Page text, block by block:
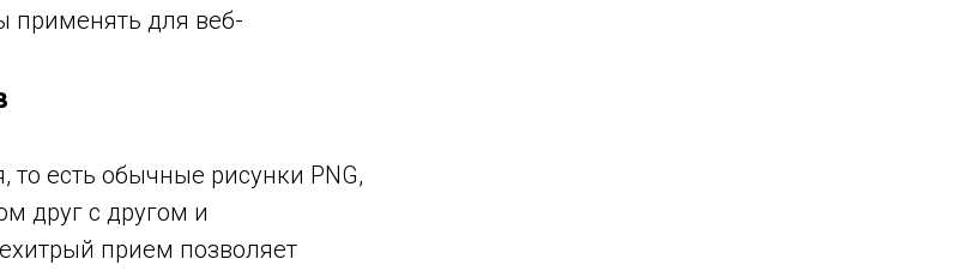
применять для веб-
есть обычные рисунки PNG,
друг с другом и
прием позволяет